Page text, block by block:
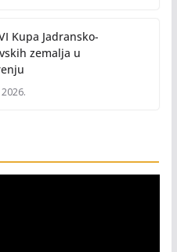
Kupa Jadransko-
zemalja u
2026.